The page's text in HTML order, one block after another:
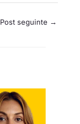
Post seguinte →